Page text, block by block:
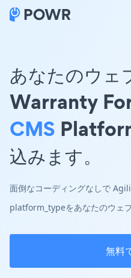
あなたのウェ
Warranty
CMS
込みます。
面倒なコーディングなしで
platform_typeをあなたのウェ
無料